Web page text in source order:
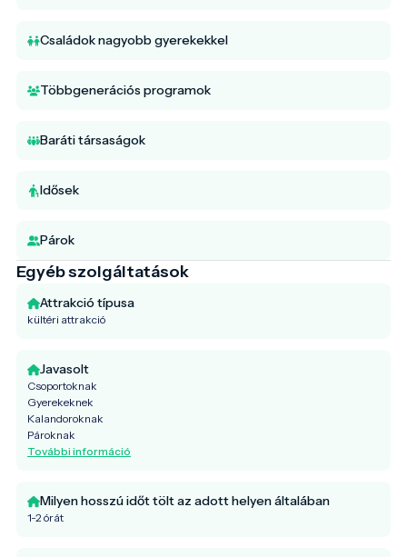
Családok nagyobb gyerekekkel
Többgenerációs programok
Baráti társaságok
Idősek
Párok
Egyéb szolgáltatások
Attrakció típusa
kültéri attrakció
Javasolt
Csoportoknak
Gyerekeknek
Kalandoroknak
Pároknak
További információ
Milyen hosszú időt tölt az adott helyen általában
1-2 órát